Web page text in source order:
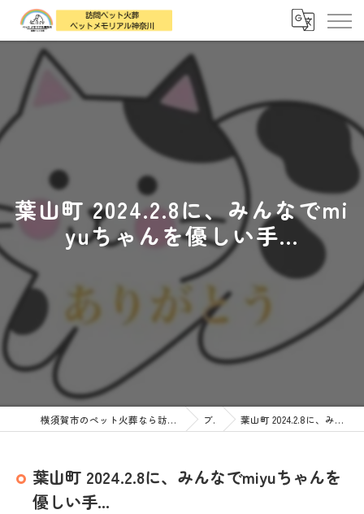
葉山町 2024.2.8に、みんなでmi
yuちゃんを優しい手...
横須賀市のペット火葬なら訪問ペット火葬 ペットメモリアル神奈川 ブログ 葉山町 2024.2.8に、みんなでmiyuちゃんを優しい手...
葉山町 2024.2.8に、みんなでmiyuちゃんを
優しい手...